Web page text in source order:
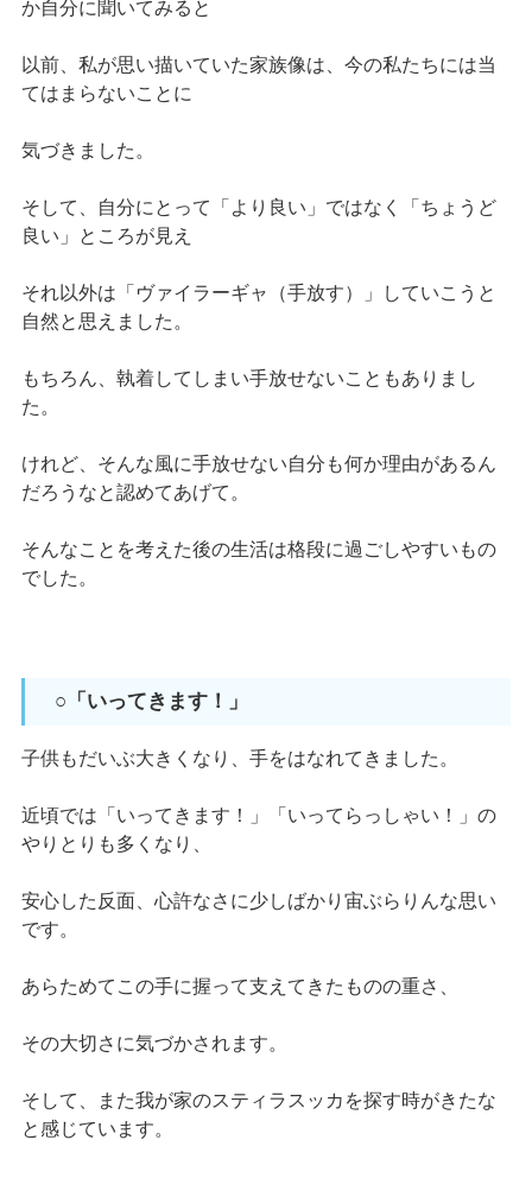
か自分に聞いてみると
以前、私が思い描いていた家族像は、今の私たちには当
てはまらないことに
気づきました。
そして、自分にとって「より良い」ではなく「ちょうど
良い」ところが見え
それ以外は「ヴァイラーギャ（手放す）」していこうと
自然と思えました。
もちろん、執着してしまい手放せないこともありまし
た。
けれど、そんな風に手放せない自分も何か理由があるん
だろうなと認めてあげて。
そんなことを考えた後の生活は格段に過ごしやすいもの
でした。
○「いってきます！」
子供もだいぶ大きくなり、手をはなれてきました。
近頃では「いってきます！」「いってらっしゃい！」の
やりとりも多くなり、
安心した反面、心許なさに少しばかり宙ぶらりんな思い
です。
あらためてこの手に握って支えてきたものの重さ、
その大切さに気づかされます。
そして、また我が家のスティラスッカを探す時がきたな
と感じています。